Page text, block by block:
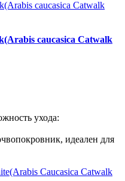
caucasica Catwalk
ухода:
идеален для